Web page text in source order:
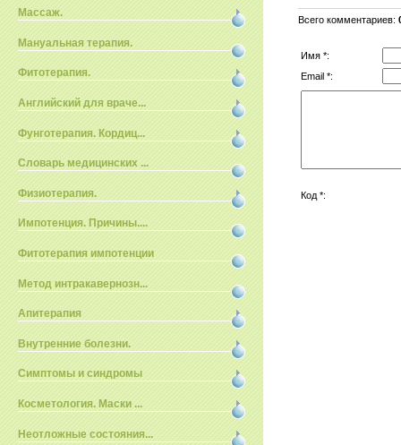
Массаж.
Мануальная терапия.
Фитотерапия.
Английский для враче...
Фунготерапия. Кордиц...
Словарь медицинских ...
Физиотерапия.
Импотенция. Причины....
Фитотерапия импотенции
Метод интракавернозн...
Апитерапия
Внутренние болезни.
Симптомы и синдромы
Косметология. Маски ...
Неотложные состояния...
Всего комментариев:
Имя *:
Email *:
Код *: